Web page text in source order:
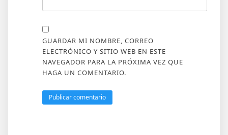
GUARDAR MI NOMBRE, CORREO
ELECTRÓNICO Y SITIO WEB EN ESTE
NAVEGADOR PARA LA PRÓXIMA VEZ QUE
HAGA UN COMENTARIO.